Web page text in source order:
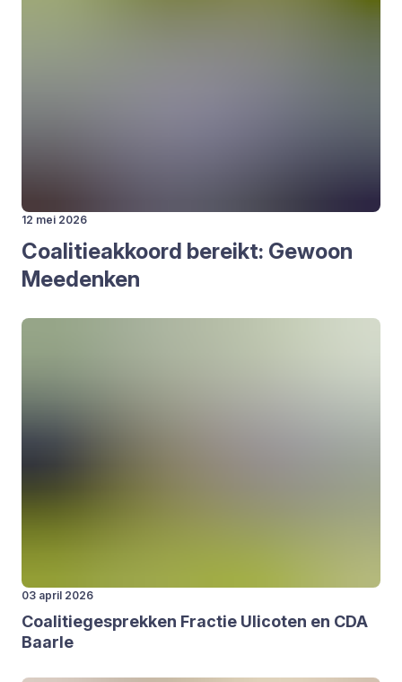
12 mei 2026
Coa­li­tie­ak­koord bereikt: Gewoon
Mee­den­ken
03 april 2026
Coa­li­tie­ge­sprek­ken Frac­tie Uli­co­ten en CDA
Baar­le